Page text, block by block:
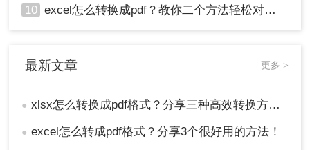
10 excel怎么转换成pdf？教你二个方法轻松对应！
最新文章 更多 >
● xlsx怎么转换成pdf格式？分享三种高效转换方法！
● excel怎么转成pdf格式？分享3个很好用的方法！